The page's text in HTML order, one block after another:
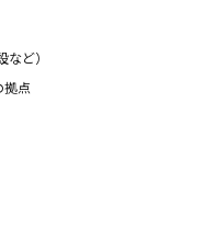
ど）
拠点